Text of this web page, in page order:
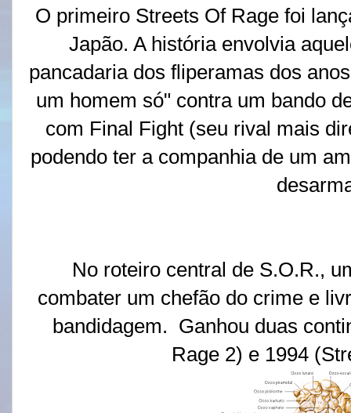
O primeiro Streets Of Rage foi
Japão. A história envolvia
pancadaria dos fliperamas dos
um homem só" contra um bando
com Final Fight (seu rival mais
podendo ter a companhia de um
No roteiro central de S.O.R.,
combater um chefão do crime e
bandidagem. Ganhou duas
Rage 2) e 1994